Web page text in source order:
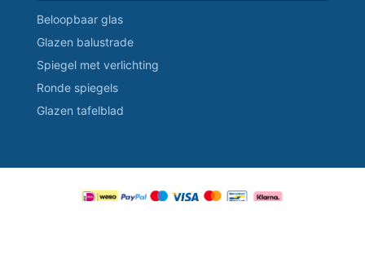
Beloopbaar glas
Glazen balustrade
Spiegel met verlichting
Ronde spiegels
Glazen tafelblad